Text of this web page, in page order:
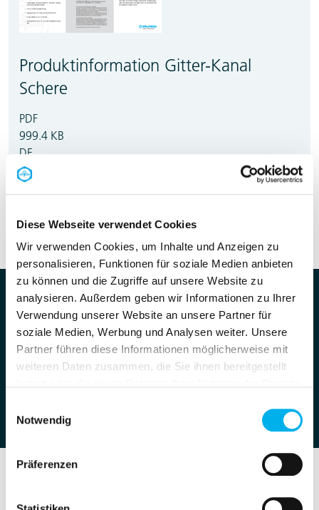
Diese Webseite verwendet Cookies
Wir verwenden Cookies, um Inhalte und Anzeigen zu
personalisieren, Funktionen für soziale Medien anbieten
zu können und die Zugriffe auf unsere Website zu
analysieren. Außerdem geben wir Informationen zu Ihrer
Verwendung unserer Website an unsere Partner für
soziale Medien, Werbung und Analysen weiter. Unsere
Partner führen diese Informationen möglicherweise mit
weiteren Daten zusammen, die Sie ihnen bereitgestellt
Notwendig
Präferenzen
Produktinformation Gitter-Kanal
Schere
PDF
999.4 KB
DE
Datei herunterladen
Sie sind sich nicht sicher, ob die Gitter-Kanal
Schere die passende Maschine für Sie ist?
Wir beraten Sie gerne.